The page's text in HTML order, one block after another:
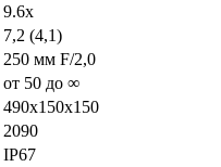
9.6x
7,2 (4,1)
250 мм F/2,0
от 50 до ∞
490x150x150
2090
IP67